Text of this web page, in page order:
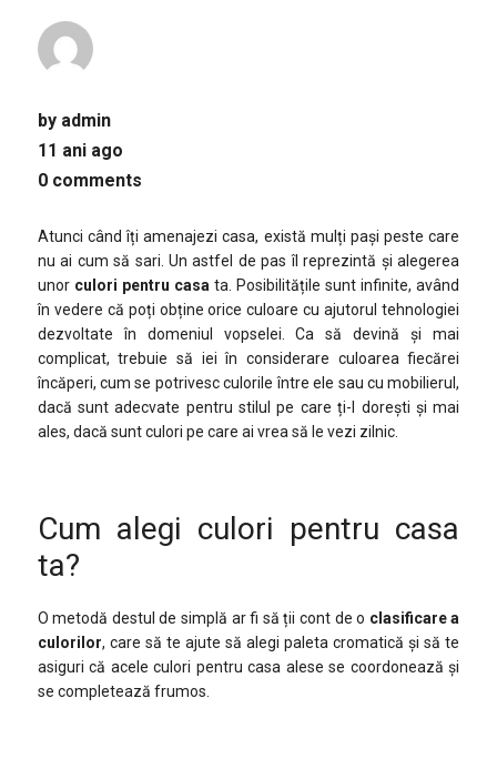
by admin
11 ani ago
0 comments
Atunci când îți amenajezi casa, există mulți pași peste care
nu ai cum să sari. Un astfel de pas îl reprezintă și alegerea
unor culori pentru casa ta. Posibilitățile sunt infinite, având
în vedere că poți obține orice culoare cu ajutorul tehnologiei
dezvoltate în domeniul vopselei. Ca să devină și mai
complicat, trebuie să iei în considerare culoarea fiecărei
încăperi, cum se potrivesc culorile între ele sau cu mobilierul,
dacă sunt adecvate pentru stilul pe care ți-l dorești și mai
ales, dacă sunt culori pe care ai vrea să le vezi zilnic.
Cum alegi culori pentru casa
ta?
O metodă destul de simplă ar fi să ții cont de o clasificare a
culorilor, care să te ajute să alegi paleta cromatică și să te
asiguri că acele culori pentru casa alese se coordonează și
se completează frumos.